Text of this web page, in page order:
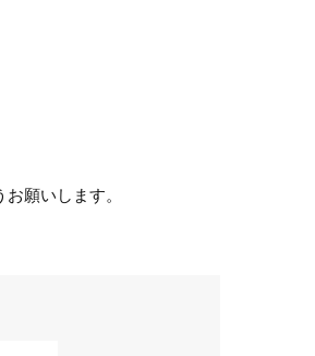
願いします。